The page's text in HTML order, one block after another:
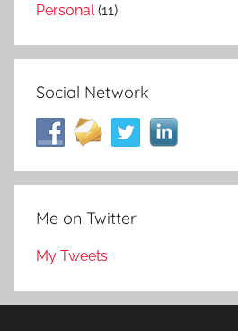
Personal(11)
Social Network
Me on Twitter
My Tweets